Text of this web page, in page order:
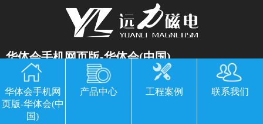
华体会手机网页版-华体会(中国)
公司地址：山东临朐县经济开发区北环路
电话：13869611251 郭经理 微信同号
传真：0536-3435877
华体会手机网
页版-华体会(中
国)
产品中心 工程案例 联系我们